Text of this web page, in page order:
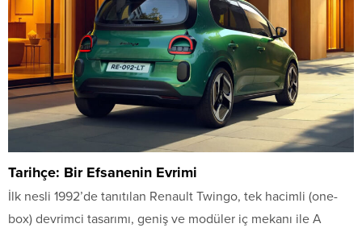
Tarihçe: Bir Efsanenin Evrimi
İlk nesli 1992’de tanıtılan Renault Twingo, tek hacimli (one-
box) devrimci tasarımı, geniş ve modüler iç mekanı ile A